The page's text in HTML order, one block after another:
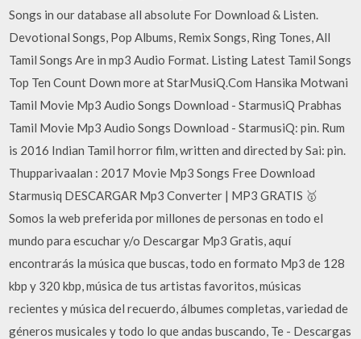
Songs in our database all absolute For Download & Listen.
Devotional Songs, Pop Albums, Remix Songs, Ring Tones, All
Tamil Songs Are in mp3 Audio Format. Listing Latest Tamil Songs
Top Ten Count Down more at StarMusiQ.Com Hansika Motwani
Tamil Movie Mp3 Audio Songs Download - StarmusiQ Prabhas
Tamil Movie Mp3 Audio Songs Download - StarmusiQ: pin. Rum
is 2016 Indian Tamil horror film, written and directed by Sai: pin.
Thupparivaalan : 2017 Movie Mp3 Songs Free Download
Starmusiq DESCARGAR Mp3 Converter | MP3 GRATIS 🥇
Somos la web preferida por millones de personas en todo el
mundo para escuchar y/o Descargar Mp3 Gratis, aquí
encontrarás la música que buscas, todo en formato Mp3 de 128
kbp y 320 kbp, música de tus artistas favoritos, músicas
recientes y música del recuerdo, álbumes completas, variedad de
géneros musicales y todo lo que andas buscando, Te - Descargas